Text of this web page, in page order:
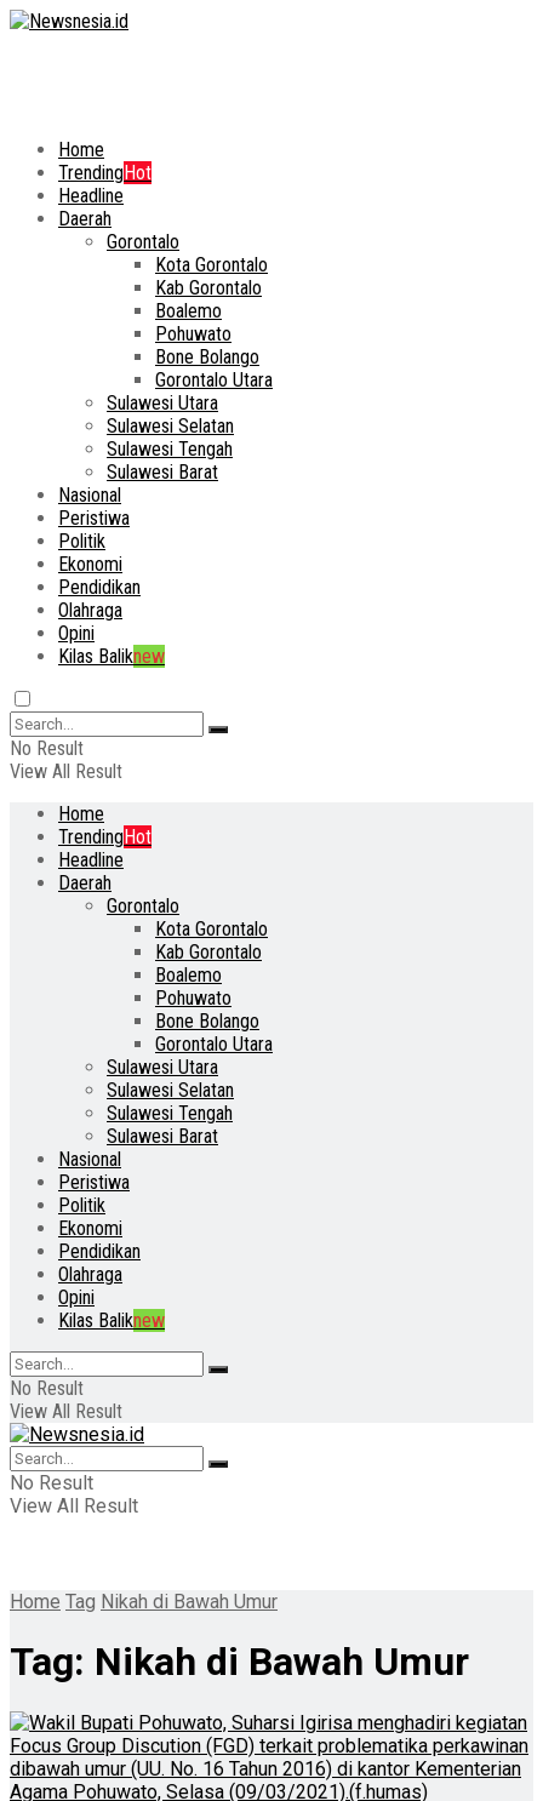
Home
TrendingHot
Headline
Daerah
Gorontalo
Kota Gorontalo
Kab Gorontalo
Boalemo
Pohuwato
Bone Bolango
Gorontalo Utara
Sulawesi Utara
Sulawesi Selatan
Sulawesi Tengah
Sulawesi Barat
Nasional
Peristiwa
Politik
Ekonomi
Pendidikan
Olahraga
Opini
Kilas Baliknew
No Result
View All Result
Home
TrendingHot
Headline
Daerah
Gorontalo
Kota Gorontalo
Kab Gorontalo
Boalemo
Pohuwato
Bone Bolango
Gorontalo Utara
Sulawesi Utara
Sulawesi Selatan
Sulawesi Tengah
Sulawesi Barat
Nasional
Peristiwa
Politik
Ekonomi
Pendidikan
Olahraga
Opini
Kilas Baliknew
No Result
View All Result
No Result
View All Result
Home Tag Nikah di Bawah Umur
Tag: Nikah di Bawah Umur